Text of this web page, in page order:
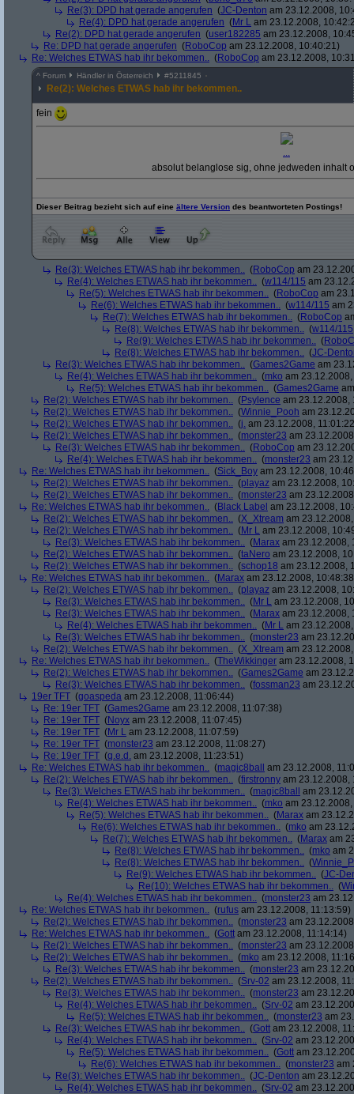
Re(3): DPD hat gerade angerufen (JC-Denton am 23.12.2008,
Re(4): DPD hat gerade angerufen (Mr L am 23.12.2008,
Re(2): DPD hat gerade angerufen (user182285 am 23.12.2008,
Re: DPD hat gerade angerufen (RoboCop am 23.12.2008, 10:40:21)
Re: Welches ETWAS hab ihr bekommen.. (RoboCop am 23.12.2008,
^ Forum Händler in Österreich #5211845
Re(2): Welches ETWAS hab ihr bekommen..
fein
...
absolut belanglose sig, ohne jedweden inhalt
Dieser Beitrag bezieht sich auf eine ältere Version des beantworteten Postings!
Re(3): Welches ETWAS hab ihr bekommen.. (RoboCop am
Re(4): Welches ETWAS hab ihr bekommen.. (w114/115 am
Re(5): Welches ETWAS hab ihr bekommen.. (RoboCop am
Re(6): Welches ETWAS hab ihr bekommen.. (w114/115 am
Re(7): Welches ETWAS hab ihr bekommen.. (RoboCop
Re(8): Welches ETWAS hab ihr bekommen.. (w114/115
Re(9): Welches ETWAS hab ihr bekommen.. (
Re(8): Welches ETWAS hab ihr bekommen.. (JC-
Re(3): Welches ETWAS hab ihr bekommen.. (Games2Game am
Re(4): Welches ETWAS hab ihr bekommen.. (mko am
Re(5): Welches ETWAS hab ihr bekommen.. (Games2Game
Re(2): Welches ETWAS hab ihr bekommen.. (Psylence am 23.12.2008,
Re(2): Welches ETWAS hab ihr bekommen.. (Winnie_Pooh am
Re(2): Welches ETWAS hab ihr bekommen.. (j. am 23.12.2008,
Re(2): Welches ETWAS hab ihr bekommen.. (monster23 am
Re(3): Welches ETWAS hab ihr bekommen.. (RoboCop am
Re(4): Welches ETWAS hab ihr bekommen.. (monster23 am
Re: Welches ETWAS hab ihr bekommen.. (Sick_Boy am 23.12.2008,
Re(2): Welches ETWAS hab ihr bekommen.. (playaz am 23.12.2008,
Re(2): Welches ETWAS hab ihr bekommen.. (monster23 am
Re: Welches ETWAS hab ihr bekommen.. (Black Label am 23.12.2008,
Re(2): Welches ETWAS hab ihr bekommen.. (X_Xtream am
Re(2): Welches ETWAS hab ihr bekommen.. (Mr L am 23.12.2008,
Re(3): Welches ETWAS hab ihr bekommen.. (Marax am 23.12.2008,
Re(2): Welches ETWAS hab ihr bekommen.. (taNero am 23.12.2008,
Re(2): Welches ETWAS hab ihr bekommen.. (schop18 am 23.12.2008,
Re: Welches ETWAS hab ihr bekommen.. (Marax am 23.12.2008,
Re(2): Welches ETWAS hab ihr bekommen.. (playaz am 23.12.2008,
Re(3): Welches ETWAS hab ihr bekommen.. (Mr L am 23.12.2008,
Re(3): Welches ETWAS hab ihr bekommen.. (Marax am 23.12.2008,
Re(4): Welches ETWAS hab ihr bekommen.. (Mr L am
Re(3): Welches ETWAS hab ihr bekommen.. (monster23 am
Re(2): Welches ETWAS hab ihr bekommen.. (X_Xtream am
Re: Welches ETWAS hab ihr bekommen.. (TheWikkinger am 23.12.2008,
Re(2): Welches ETWAS hab ihr bekommen.. (Games2Game am
Re(3): Welches ETWAS hab ihr bekommen.. (fossman23 am
19er TFT (goaspeda am 23.12.2008, 11:06:44)
Re: 19er TFT (Games2Game am 23.12.2008, 11:07:38)
Re: 19er TFT (Noyx am 23.12.2008, 11:07:45)
Re: 19er TFT (Mr L am 23.12.2008, 11:07:59)
Re: 19er TFT (monster23 am 23.12.2008, 11:08:27)
Re: 19er TFT (q.e.d. am 23.12.2008, 11:23:51)
Re: Welches ETWAS hab ihr bekommen.. (magic8ball
am 23.12.2008,
Re(2): Welches ETWAS hab ihr bekommen.. (firstronny am 23.12.2008,
Re(3): Welches ETWAS hab ihr bekommen.. (magic8ball
am
Re(4): Welches ETWAS hab ihr bekommen.. (mko am
Re(5): Welches ETWAS hab ihr bekommen.. (Marax am
Re(6): Welches ETWAS hab ihr bekommen.. (mko am
Re(7): Welches ETWAS hab ihr bekommen.. (Marax am
Re(8): Welches ETWAS hab ihr bekommen.. (mko am
Re(8): Welches ETWAS hab ihr bekommen.. (
Re(9): Welches ETWAS hab ihr bekommen.. (JC-
Re(10): Welches ETWAS hab ihr bekommen.. (
Re(4): Welches ETWAS hab ihr bekommen.. (monster23 am
Re: Welches ETWAS hab ihr bekommen.. (rufus am 23.12.2008, 11:13:59)
Re(2): Welches ETWAS hab ihr bekommen.. (monster23 am
Re: Welches ETWAS hab ihr bekommen.. (Gott am 23.12.2008, 11:14:14)
Re(2): Welches ETWAS hab ihr bekommen.. (monster23 am
Re(2): Welches ETWAS hab ihr bekommen.. (mko am 23.12.2008,
Re(3): Welches ETWAS hab ihr bekommen.. (monster23 am
Re(2): Welches ETWAS hab ihr bekommen.. (Srv-02 am 23.12.2008,
Re(3): Welches ETWAS hab ihr bekommen.. (monster23 am
Re(4): Welches ETWAS hab ihr bekommen.. (Srv-02 am
Re(5): Welches ETWAS hab ihr bekommen.. (monster23 am
Re(3): Welches ETWAS hab ihr bekommen.. (Gott am 23.12.2008,
Re(4): Welches ETWAS hab ihr bekommen.. (Srv-02 am
Re(5): Welches ETWAS hab ihr bekommen.. (Gott am
Re(6): Welches ETWAS hab ihr bekommen.. (monster23 am
Re(3): Welches ETWAS hab ihr bekommen.. (JC-Denton am
Re(4): Welches ETWAS hab ihr bekommen.. (Srv-02 am